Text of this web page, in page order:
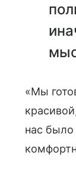
«Мы
нас